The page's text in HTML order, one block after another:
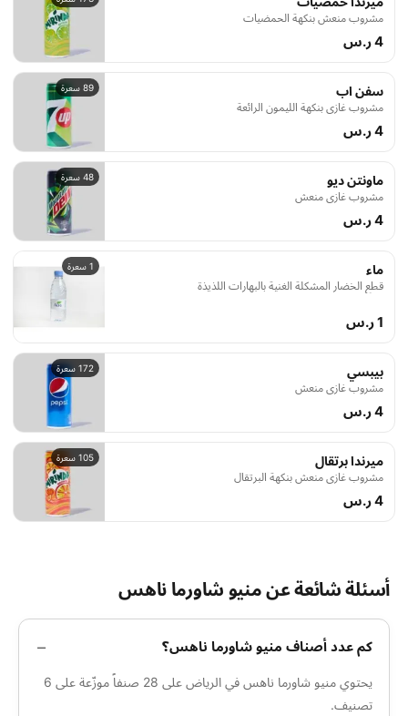
مشروب منعش بنكهة الحمضيات
4 ر.س
89 سعرة سفن اب
مشروب غازي بنكهة الليمون الرائعة
4 ر.س
48 سعرة ماونتن ديو
مشروب غازي منعش
4 ر.س
1 سعرة ماء
قطع الخضار المشكلة الغنية بالبهارات اللذيذة
1 ر.س
172 سعرة بيبسي
مشروب غازي منعش
4 ر.س
105 سعرة ميرندا برتقال
مشروب غازي منعش بنكهة البرتقال
4 ر.س
أسئلة شائعة عن منيو شاورما ناهس
كم عدد أصناف منيو شاورما ناهس؟
يحتوي منيو شاورما ناهس في الرياض على 28 صنفاً موزّعة على 6
تصنيف.